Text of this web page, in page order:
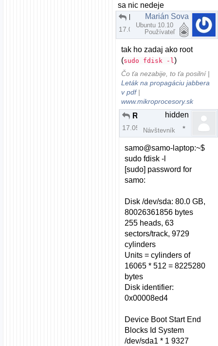
sa nic nedeje
17.05.2009 | 15:23
Marián Sova
Ubuntu 10.10
Používateľ
tak ho zadaj ako root
(sudo fdisk -l )
Čo ťa nezabije, to ťa posilní |
Leták na propagáciu jabbera
v pdf|
www.mikroprocesory.sk
17.05.2009 | 15:30
hidden
Návštevník
samo@samo-laptop:~$
sudo fdisk -l
[sudo] password for
samo:
Disk /dev/sda: 80.0 GB,
80026361856 bytes
255 heads, 63
sectors/track, 9729
cylinders
Units = cylinders of
16065 * 512 = 8225280
bytes
Disk identifier:
0x00008ed4
Device Boot Start End
Blocks Id System
/dev/sda1 * 1 9327